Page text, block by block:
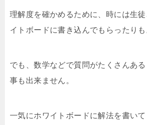
理解度を確かめるために、時には生
イトボードに書き込んでもらったりも
でも、数学などで質問がたくさんあ
事も出来ません。
一気にホワイトボードに解法を書い